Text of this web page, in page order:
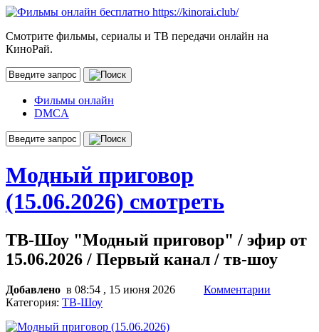
Смотрите фильмы, сериалы и ТВ передачи онлайн на
КиноРай.
Фильмы онлайн
DMCA
Модный приговор
(15.06.2026) смотреть
ТВ-Шоу "Модный приговор" / эфир от
15.06.2026 / Первый канал / тв-шоу
Добавлено в 08:54 , 15 июня 2026
Комментарии
Категория: ТВ-Шоу